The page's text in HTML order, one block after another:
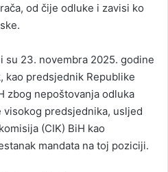
od čije odluke i zavisi ko
23. novembra 2025. godine
kao predsjednik Republike
zbog nepoštovanja odluka
visokog predsjednika, usljed
(CIK) BiH kao
mandata na toj poziciji.